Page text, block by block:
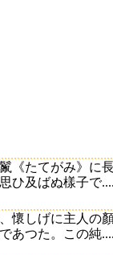
《たてがみ》に
ひ及ばぬ樣子で....
懷しげに主人の顏
あつた。この純....